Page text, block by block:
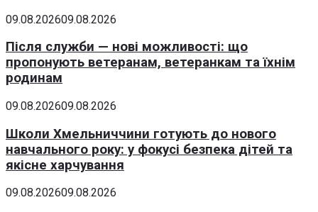
09.08.202609.08.2026
Після служби — нові можливості: що
пропонують ветеранам, ветеранкам та їхнім
родинам
09.08.202609.08.2026
Школи Хмельниччини готують до нового
навчального року: у фокусі безпека дітей та
якісне харчування
09.08.202609.08.2026